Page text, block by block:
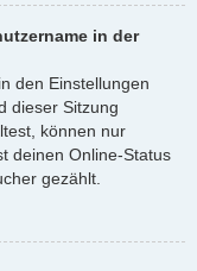
in der
den Einstellungen
dieser Sitzung
können nur
deinen Online-Status
gezählt.